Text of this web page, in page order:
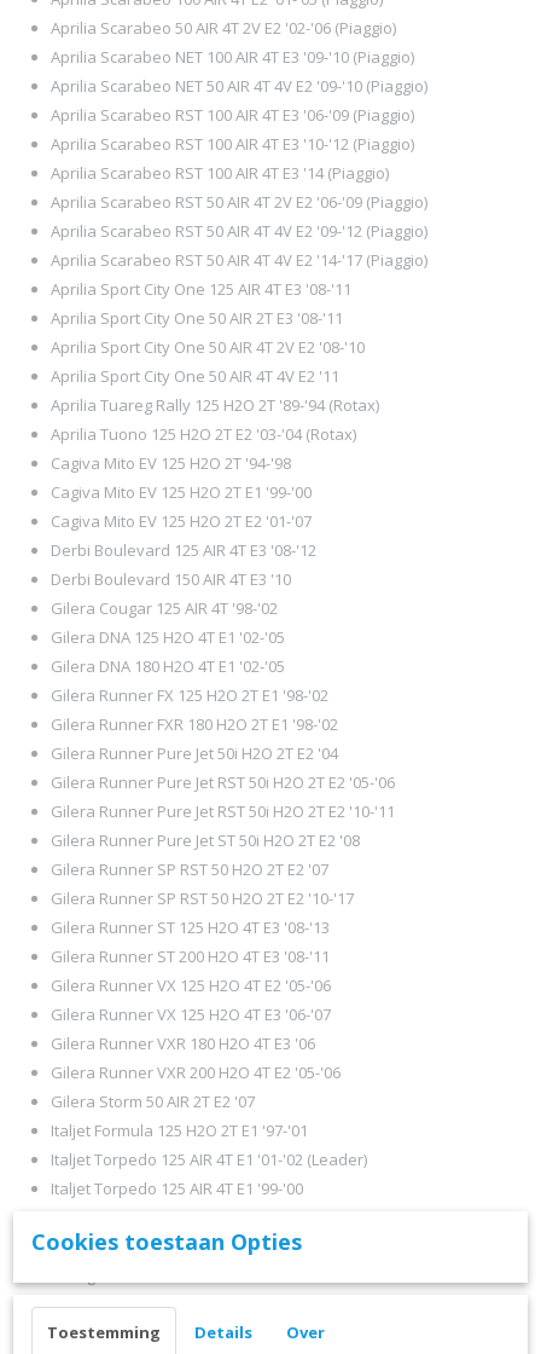
Aprilia Scarabeo 50 AIR 4T 2V E2 '02-'06 (Piaggio)
Aprilia Scarabeo NET 100 AIR 4T E3 '09-'10 (Piaggio)
Aprilia Scarabeo NET 50 AIR 4T 4V E2 '09-'10 (Piaggio)
Aprilia Scarabeo RST 100 AIR 4T E3 '06-'09 (Piaggio)
Aprilia Scarabeo RST 100 AIR 4T E3 '10-'12 (Piaggio)
Aprilia Scarabeo RST 100 AIR 4T E3 '14 (Piaggio)
Aprilia Scarabeo RST 50 AIR 4T 2V E2 '06-'09 (Piaggio)
Aprilia Scarabeo RST 50 AIR 4T 4V E2 '09-'12 (Piaggio)
Aprilia Scarabeo RST 50 AIR 4T 4V E2 '14-'17 (Piaggio)
Aprilia Sport City One 125 AIR 4T E3 '08-'11
Aprilia Sport City One 50 AIR 2T E3 '08-'11
Aprilia Sport City One 50 AIR 4T 2V E2 '08-'10
Aprilia Sport City One 50 AIR 4T 4V E2 '11
Aprilia Tuareg Rally 125 H2O 2T '89-'94 (Rotax)
Aprilia Tuono 125 H2O 2T E2 '03-'04 (Rotax)
Cagiva Mito EV 125 H2O 2T '94-'98
Cagiva Mito EV 125 H2O 2T E1 '99-'00
Cagiva Mito EV 125 H2O 2T E2 '01-'07
Derbi Boulevard 125 AIR 4T E3 '08-'12
Derbi Boulevard 150 AIR 4T E3 '10
Gilera Cougar 125 AIR 4T '98-'02
Gilera DNA 125 H2O 4T E1 '02-'05
Gilera DNA 180 H2O 4T E1 '02-'05
Gilera Runner FX 125 H2O 2T E1 '98-'02
Gilera Runner FXR 180 H2O 2T E1 '98-'02
Gilera Runner Pure Jet 50i H2O 2T E2 '04
Gilera Runner Pure Jet RST 50i H2O 2T E2 '05-'06
Gilera Runner Pure Jet RST 50i H2O 2T E2 '10-'11
Gilera Runner Pure Jet ST 50i H2O 2T E2 '08
Gilera Runner SP RST 50 H2O 2T E2 '07
Gilera Runner SP RST 50 H2O 2T E2 '10-'17
Gilera Runner ST 125 H2O 4T E3 '08-'13
Gilera Runner ST 200 H2O 4T E3 '08-'11
Gilera Runner VX 125 H2O 4T E2 '05-'06
Gilera Runner VX 125 H2O 4T E3 '06-'07
Gilera Runner VXR 180 H2O 4T E3 '06
Gilera Runner VXR 200 H2O 4T E2 '05-'06
Gilera Storm 50 AIR 2T E2 '07
Italjet Formula 125 H2O 2T E1 '97-'01
Italjet Torpedo 125 AIR 4T E1 '01-'02 (Leader)
Italjet Torpedo 125 AIR 4T E1 '99-'00
Malaguti Ciak 125 AIR 4T E1 '00-'01
Malaguti F18 Warrior 125 H2O 4T E1 '00-'01 (KY-ML12)
Malaguti F18 Warrior 150 H2O 4T E1 '00-'01 (KY-ML15)
Cookies toestaan Opties
Toestemming Details Over